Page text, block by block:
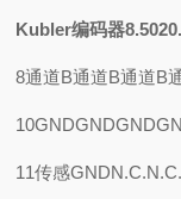
Kubler编码器
8通道B通道B通道B
11传感